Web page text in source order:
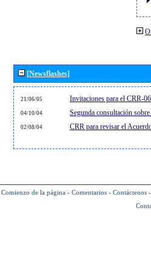
[Newsflashes]
21/06/05 Invitaciones para el CRR-
04/10/04 Segunda consultación
02/08/04 CRR para revisar el
Comienzo de la página - Comentarios - Contáctenos -